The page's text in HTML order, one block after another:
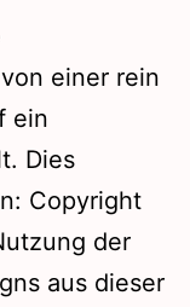
einer rein
ein
Dies
Copyright
der
aus dieser